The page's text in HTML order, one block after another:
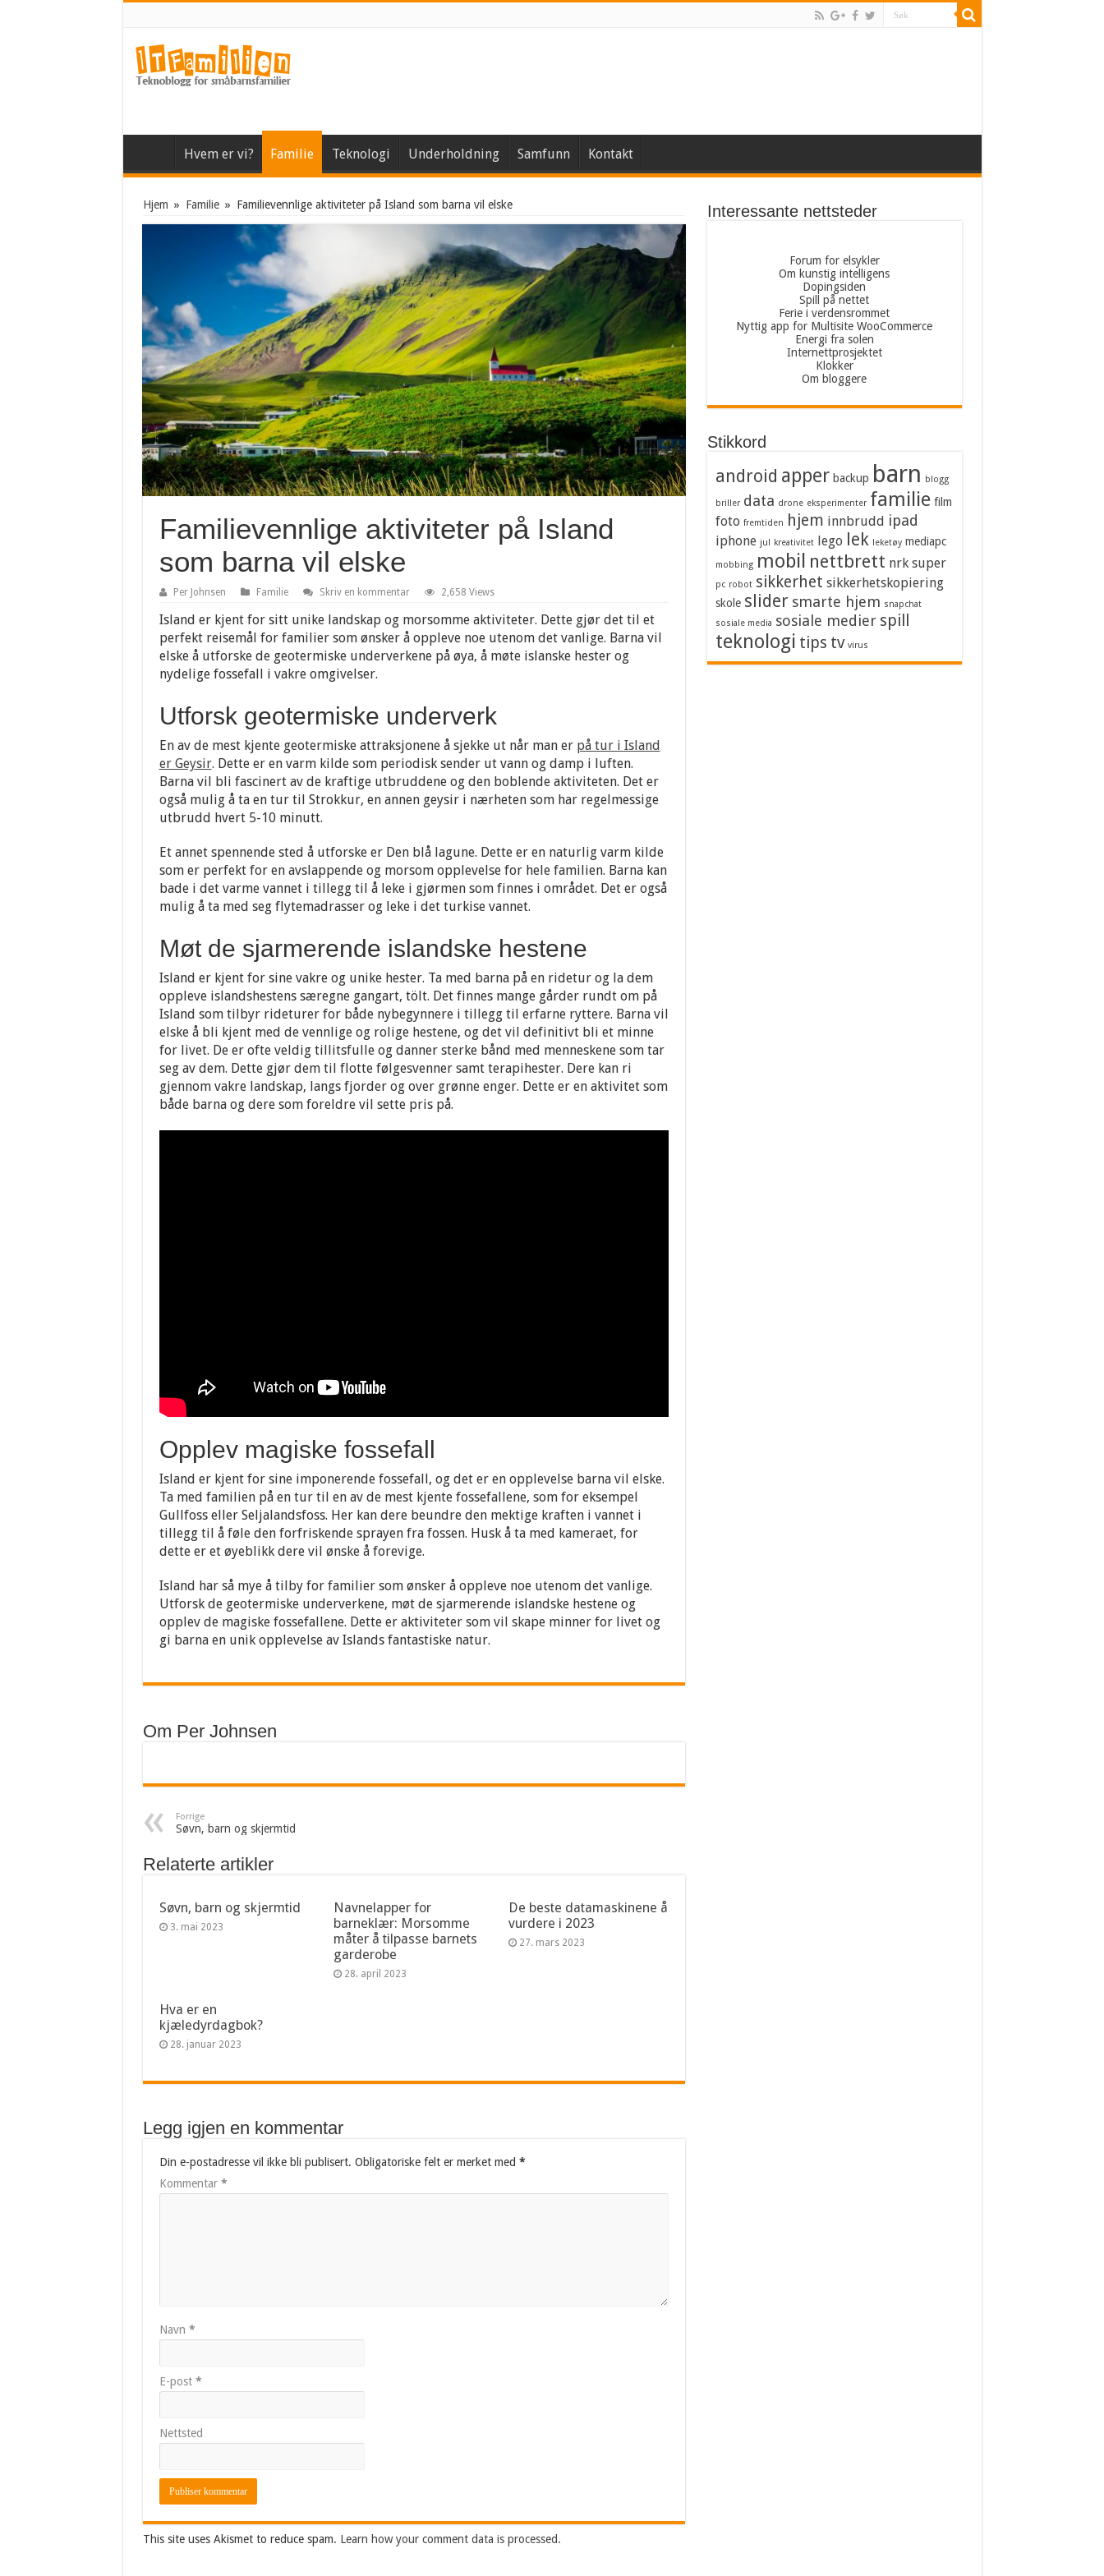
Hvem er vi? Familie Teknologi Underholdning Samfunn Kontakt
Hjem » Familie » Familievennlige aktiviteter på Island som barna vil elske
Familievennlige aktiviteter på Island
som barna vil elske
Per Johnsen Familie Skriv en kommentar 2,658 Views
Island er kjent for sitt unike landskap og morsomme aktiviteter. Dette gjør det til et
perfekt reisemål for familier som ønsker å oppleve noe utenom det vanlige. Barna vil
elske å utforske de geotermiske underverkene på øya, å møte islanske hester og
nydelige fossefall i vakre omgivelser.
Utforsk geotermiske underverk
En av de mest kjente geotermiske attraksjonene å sjekke ut når man er på tur i Island
er Geysir. Dette er en varm kilde som periodisk sender ut vann og damp i luften.
Barna vil bli fascinert av de kraftige utbruddene og den boblende aktiviteten. Det er
også mulig å ta en tur til Strokkur, en annen geysir i nærheten som har regelmessige
utbrudd hvert 5-10 minutt.
Et annet spennende sted å utforske er Den blå lagune. Dette er en naturlig varm kilde
som er perfekt for en avslappende og morsom opplevelse for hele familien. Barna kan
bade i det varme vannet i tillegg til å leke i gjørmen som finnes i området. Det er også
mulig å ta med seg flytemadrasser og leke i det turkise vannet.
Møt de sjarmerende islandske hestene
Island er kjent for sine vakre og unike hester. Ta med barna på en ridetur og la dem
oppleve islandshestens særegne gangart, tölt. Det finnes mange gårder rundt om på
Island som tilbyr rideturer for både nybegynnere i tillegg til erfarne ryttere. Barna vil
elske å bli kjent med de vennlige og rolige hestene, og det vil definitivt bli et minne
for livet. De er ofte veldig tillitsfulle og danner sterke bånd med menneskene som tar
seg av dem. Dette gjør dem til flotte følgesvenner samt terapihester. Dere kan ri
gjennom vakre landskap, langs fjorder og over grønne enger. Dette er en aktivitet som
både barna og dere som foreldre vil sette pris på.
Opplev magiske fossefall
Island er kjent for sine imponerende fossefall, og det er en opplevelse barna vil elske.
Ta med familien på en tur til en av de mest kjente fossefallene, som for eksempel
Gullfoss eller Seljalandsfoss. Her kan dere beundre den mektige kraften i vannet i
tillegg til å føle den forfriskende sprayen fra fossen. Husk å ta med kameraet, for
dette er et øyeblikk dere vil ønske å forevige.
Island har så mye å tilby for familier som ønsker å oppleve noe utenom det vanlige.
Utforsk de geotermiske underverkene, møt de sjarmerende islandske hestene og
opplev de magiske fossefallene. Dette er aktiviteter som vil skape minner for livet og
gi barna en unik opplevelse av Islands fantastiske natur.
Om Per Johnsen
Forrige
Søvn, barn og skjermtid
Relaterte artikler
Søvn, barn og skjermtid
3. mai 2023
Navnelapper for
barneklær: Morsomme
måter å tilpasse barnets
garderobe
28. april 2023
De beste datamaskinene å
vurdere i 2023
27. mars 2023
Hva er en
kjæledyrdagbok?
28. januar 2023
Legg igjen en kommentar
Din e-postadresse vil ikke bli publisert. Obligatoriske felt er merket med *
Kommentar *
Navn *
E-post *
Nettsted
This site uses Akismet to reduce spam. Learn how your comment data is processed.
Interessante nettsteder
Forum for elsykler
Om kunstig intelligens
Dopingsiden
Spill på nettet
Ferie i verdensrommet
Nyttig app for Multisite WooCommerce
Energi fra solen
Internettprosjektet
Klokker
Om bloggere
Stikkord
android apper backup barn blogg
briller data drone eksperimenter familie film
foto fremtiden hjem innbrudd ipad
iphone jul kreativitet lego lek leketøy mediapc
mobbing mobil nettbrett nrk super
pc robot sikkerhet sikkerhetskopiering
skole slider smarte hjem snapchat
sosiale media sosiale medier spill
teknologi tips tv virus